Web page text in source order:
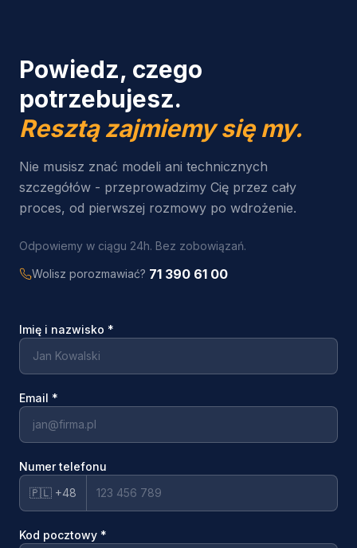
Powiedz, czego
potrzebujesz.
Resztą zajmiemy się my.
Nie musisz znać modeli ani technicznych
szczegółów - przeprowadzimy Cię przez cały
proces, od pierwszej rozmowy po wdrożenie.
Odpowiemy w ciągu 24h. Bez zobowiązań.
Wolisz porozmawiać? 71 390 61 00
Imię i nazwisko *
Email *
Numer telefonu
🇵🇱 +48
Kod pocztowy *